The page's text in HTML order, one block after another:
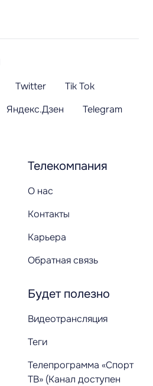
Телекомпания
О нас
Контакты
Карьера
Обратная связь
Будет полезно
Видеотрансляция
Теги
Телепрограмма «Спорт
ТВ» (Канал доступен
Twitter
Tik Tok
Яндекс.Дзен
Telegram